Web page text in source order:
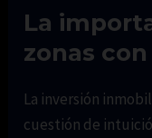
La
zonas
La inversión
cuestión de